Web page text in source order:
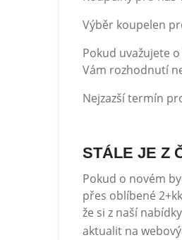
Výběr koupelen
Pokud uvažujete
Vám rozhodnutí
Nejzazší termín
STÁLE JE Z
Pokud o novém
přes oblíbené
že si z naší
aktualit na